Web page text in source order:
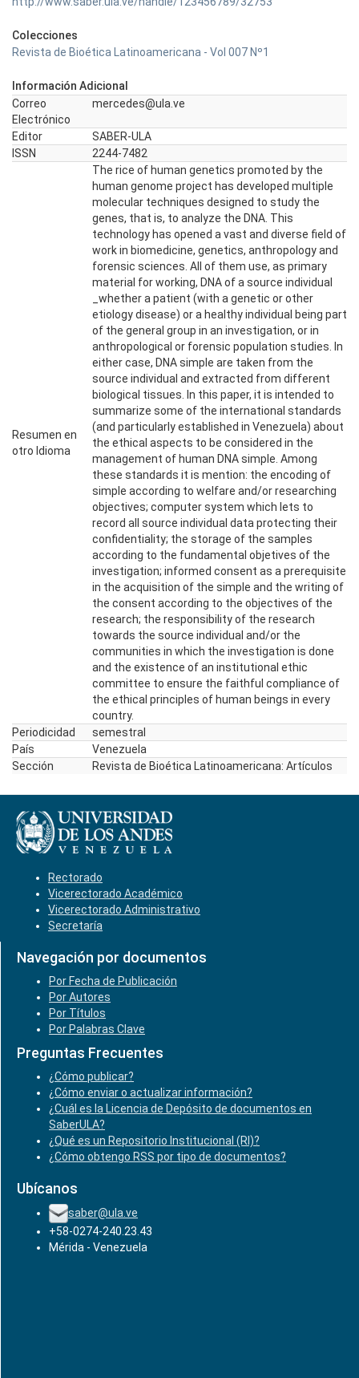
Colecciones
Revista de Bioética Latinoamericana - Vol 007 Nº1
Información Adicional
Correo
Electrónico
mercedes@ula.ve
Editor
SABER-ULA
ISSN
2244-7482
Resumen en
otro Idioma
The rice of human genetics promoted by the
human genome project has developed multiple
molecular techniques designed to study the
genes, that is, to analyze the DNA. This
technology has opened a vast and diverse field of
work in biomedicine, genetics, anthropology and
forensic sciences. All of them use, as primary
material for working, DNA of a source individual
_whether a patient (with a genetic or other
etiology disease) or a healthy individual being part
of the general group in an investigation, or in
anthropological or forensic population studies. In
either case, DNA simple are taken from the
source individual and extracted from different
biological tissues. In this paper, it is intended to
summarize some of the international standards
(and particularly established in Venezuela) about
the ethical aspects to be considered in the
management of human DNA simple. Among
these standards it is mention: the encoding of
simple according to welfare and/or researching
objectives; computer system which lets to
record all source individual data protecting their
confidentiality; the storage of the samples
according to the fundamental objetives of the
investigation; informed consent as a prerequisite
in the acquisition of the simple and the writing of
the consent according to the objectives of the
research; the responsibility of the research
towards the source individual and/or the
communities in which the investigation is done
and the existence of an institutional ethic
committee to ensure the faithful compliance of
the ethical principles of human beings in every
country.
Periodicidad
semestral
País
Venezuela
Sección
Revista de Bioética Latinoamericana: Artículos
Rectorado
Vicerectorado Académico
Vicerectorado Administrativo
Secretaría
Navegación por documentos
Por Fecha de Publicación
Por Autores
Por Títulos
Por Palabras Clave
Preguntas Frecuentes
¿Cómo publicar?
¿Cómo enviar o actualizar información?
¿Cuál es la Licencia de Depósito de documentos en
SaberULA?
¿Qué es un Repositorio Institucional (RI)?
¿Cómo obtengo RSS por tipo de documentos?
Ubícanos
saber@ula.ve
+58-0274-240.23.43
Mérida - Venezuela